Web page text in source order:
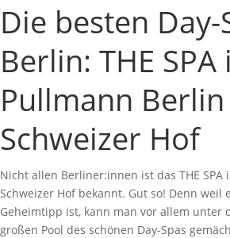
Die besten Day-
Berlin: THE SPA
Pullmann Berlin
Schweizer Hof
Nicht allen Berliner:innen ist das THE SPA
Schweizer Hof bekannt. Gut so! Denn weil
Geheimtipp ist, kann man vor allem unter
großen Pool des schönen Day-Spas